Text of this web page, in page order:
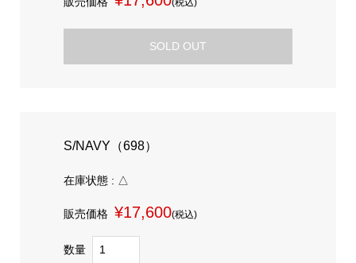
(税込)
SOLD OUT
S/NAVY（698）
在庫状態 : △
販売価格 ¥17,600(税込)
数量